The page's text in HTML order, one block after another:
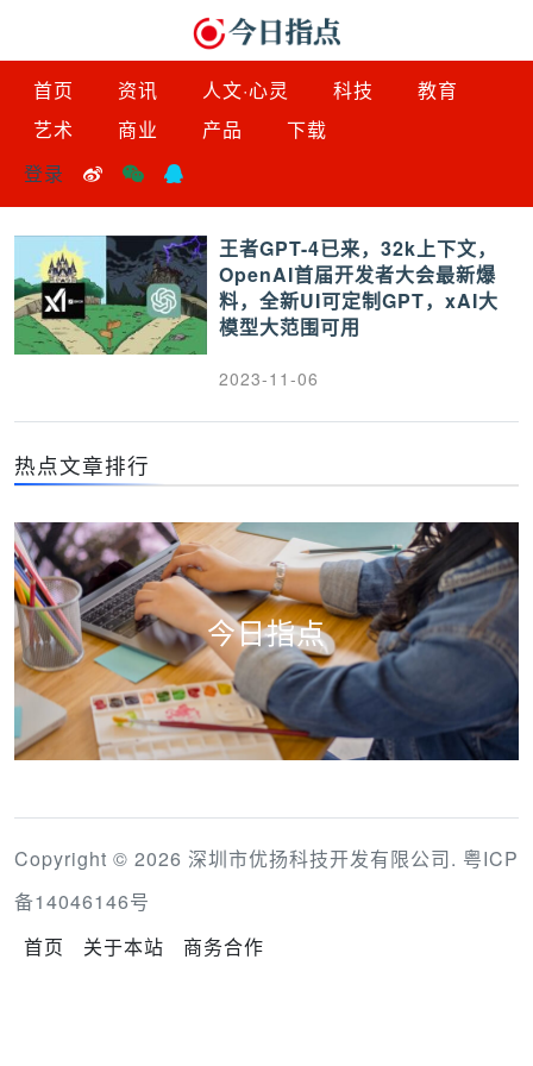
首页 资讯 人文·心灵 科技
教育
艺术
商业 产品
下载
登录
王者GPT-4已来，32k上下文，
OpenAI首届开发者大会最新爆
料，全新UI可定制GPT，xAI大
模型大范围可用
2023-11-06
热点文章排行
今日指点
Copyright © 2026 深圳市优扬科技开发有限公司. 粤ICP
备14046146号
首页
关于本站 商务合作